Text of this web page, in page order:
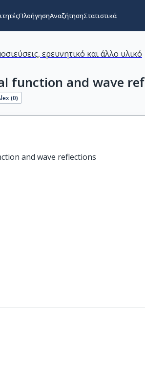
ΠλοήγησηΑναζήτησηΣτατιστικά
ερευνητικό και άλλο υλικό
function and wave
(0)
and wave reflections